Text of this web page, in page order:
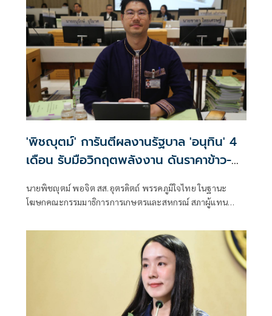
'พิชญุตม์' การันตีผลงานรัฐบาล 'อนุทิน' 4
เดือน รับมือวิกฤตพลังงาน ดันราคาข้าว-
ช่วยลดต้นทุน-ขยายตลาดโลก
นายพิชญุตม์ พอจิต สส.อุตรดิตถ์ พรรคภูมิใจไทย ในฐานะ
โฆษกคณะกรรมมาธิการการเกษตรและสหกรณ์ สภาผู้แทน
รัฐบาลภายใต้การนำของนายอนุทิน ชาญวีรกูล นายกรัฐมนตรี
เข้าบริหารประเทศ 4 เดือน สามารถรับมือกับวิกฤตพลังงาน
และสงครามตะวันออกกลางได้ดี ส่งผลให้ราคาสินค้าเกษตร